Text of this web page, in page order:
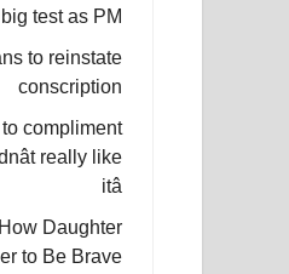
test as PM
to reinstate
conscription
to compliment
really like
itâ
Daughter
to Be Brave